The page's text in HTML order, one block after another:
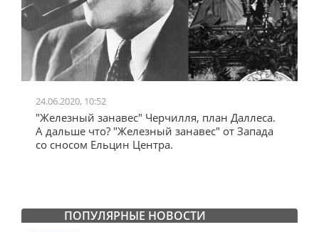
24.06.2020, 10:52
"Железный занавес" Черчилля, план Даллеса.
А дальше что? "Железный занавес" от Запада
со сносом Ельцин Центра.
ПОПУЛЯРНЫЕ НОВОСТИ